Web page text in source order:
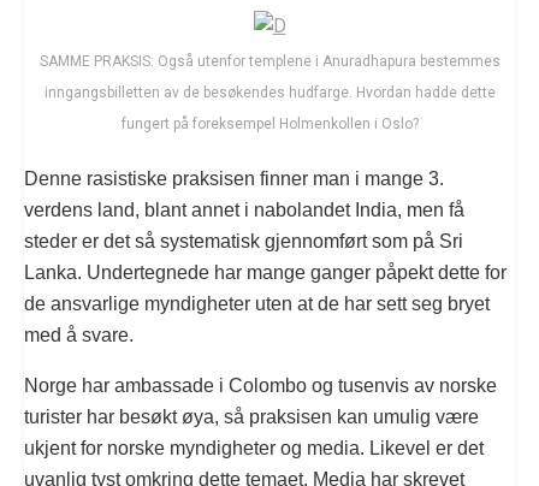
SAMME PRAKSIS: Også utenfor templene i Anuradhapura bestemmes
inngangsbilletten av de besøkendes hudfarge. Hvordan hadde dette
fungert på foreksempel Holmenkollen i Oslo?
Denne rasistiske praksisen finner man i mange 3.
verdens land, blant annet i nabolandet India, men få
steder er det så systematisk gjennomført som på Sri
Lanka. Undertegnede har mange ganger påpekt dette for
de ansvarlige myndigheter uten at de har sett seg bryet
med å svare.
Norge har ambassade i Colombo og tusenvis av norske
turister har besøkt øya, så praksisen kan umulig være
ukjent for norske myndigheter og media. Likevel er det
uvanlig tyst omkring dette temaet. Media har skrevet